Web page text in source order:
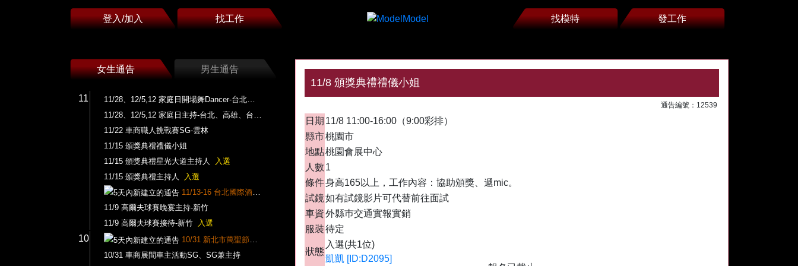
登入/加入 找工作 找模特 發工作
女生通告 男生通告
11
11/22 車商職人挑戰賽SG-雲林
11/15 頒獎典禮禮儀小姐
11/15 頒獎典禮星光大道主持人
入選
11/15 頒獎典禮主持人
入選
11/13-16 台北國際酒展攤位PG
11/9 高爾夫球賽晚宴主持-新竹
11/9 高爾夫球賽接待-新竹
入選
10
10/31 新北市萬聖節活動主持人
10/31 車商展間車主活動SG、SG兼主持
11/8 頒獎典禮禮儀小姐
通告編號：12539
日期 11/8 11:00-16:00（9:00彩排）
縣市桃園市
地點桃園會展中心
人數 1
條件身高165以上，工作內容：協助頒獎、遞mic。
試鏡如有試鏡影片可代替前往面試
車資外縣巿交通實報實銷
服裝待定
狀態
入選(共1位)
凱凱 [ID:D2095]